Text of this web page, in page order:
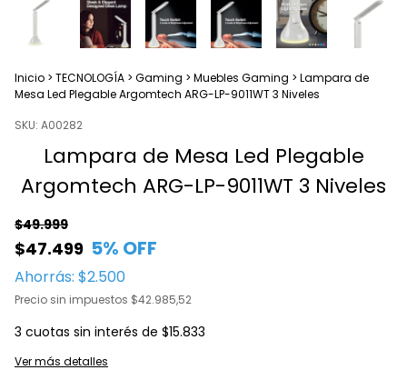
Inicio > TECNOLOGÍA > Gaming > Muebles Gaming > Lampara de
Mesa Led Plegable Argomtech ARG-LP-9011WT 3 Niveles
SKU: A00282
Lampara de Mesa Led Plegable
Argomtech ARG-LP-9011WT 3 Niveles
$49.999
$47.499 5% OFF
Ahorrás: $2.500
Precio sin impuestos $42.985,52
3 cuotas sin interés de $15.833
Ver más detalles